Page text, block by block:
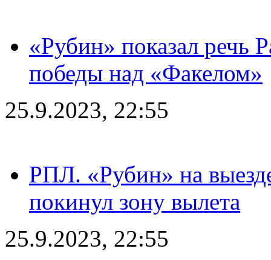
«Рубин» показал речь
победы над «Факелом»
25.9.2023, 22:55
РПЛ. «Рубин» на
покинул зону вылета
25.9.2023, 22:55